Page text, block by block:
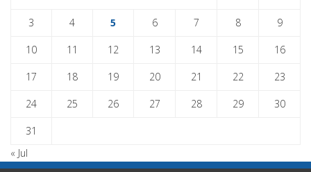
3 4 5 6 7 8 9
10 11 12 13 14 15 16
17 18 19 20 21 22 23
24 25 26 27 28 29 30
31
« Jul